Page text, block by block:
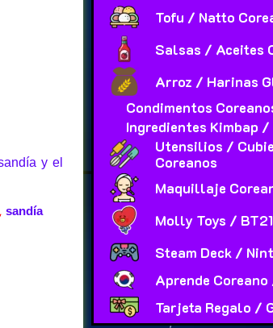
y el
, sandía
Tofu / Natto
Salsas / Aceites
Arroz / Harinas
Condimentos
Ingredientes Kimbap /
Utensilios /
Coreanos
Maquillaje
Molly Toys /
Steam Deck /
Aprende
Tarjeta Regalo /